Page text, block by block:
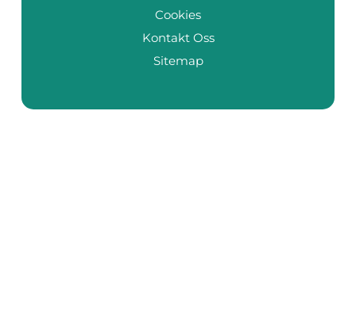
Cookies
Kontakt Oss
Sitemap